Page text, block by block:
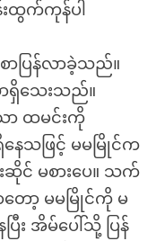
က်ကုန်ပါ
ပြန်လာခဲ့သည်။
ရှိသေးသည်။
ော ထမင်းကို
ေသဖြင့် မမမြိုင်က
င် မစားပေ။ သက်
ော့ မမမြိုင်ကို မ
ြီး အိမ်ပေါ်သို့ ပြန်